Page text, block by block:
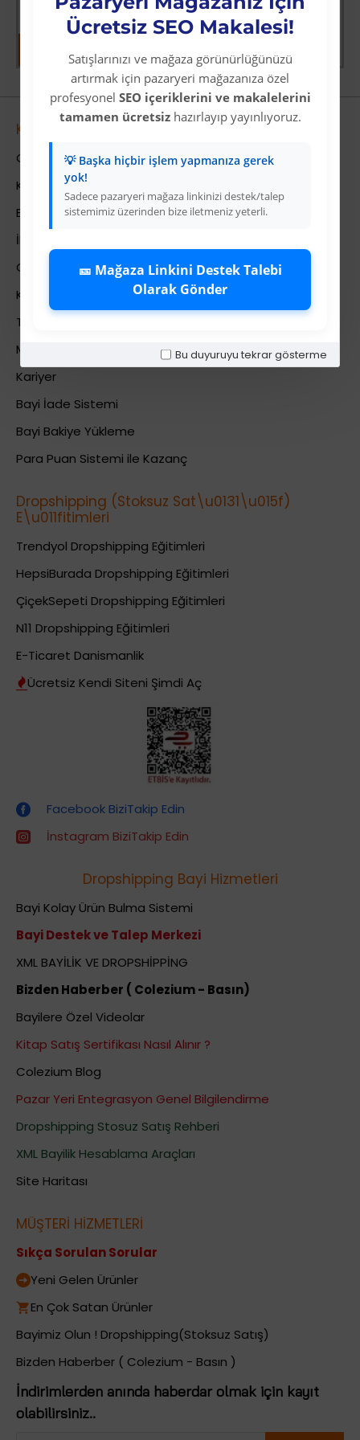
Ücretsiz SEO Makalesi!
Satışlarınızı ve mağaza görünürlüğünüzü
artırmak için pazaryeri mağazanıza özel
profesyonel SEO içeriklerini ve makalelerini
tamamen ücretsizhazırlayıp yayınlıyoruz.
💡 Başka hiçbir işlem yapmanıza gerek
yok!
Sadece pazaryeri mağaza linkinizi destek/talep
sistemimiz üzerinden bize iletmeniz yeterli.
🎫 Mağaza Linkini Destek Talebi
Olarak Gönder
Bu duyuruyu tekrar gösterme
Kurumsal
Colezium Hakkında
Kurumsal Bilgiler
Banka Hesab Bilgileri
İletişim
Gizlilik Politikası
Kullanıcı Sözleşmesi
Teslimat Bilgileri
Mesafeli Satış Sözleşmesi
Kariyer
Bayi İade Sistemi
Bayi Bakiye Yükleme
Para Puan Sistemi ile Kazanç
Dropshipping (Stoksuz Sat\u0131\u015f)
E\u011fitimleri
Trendyol Dropshipping Eğitimleri
HepsiBurada Dropshipping Eğitimleri
ÇiçekSepeti Dropshipping Eğitimleri
N11 Dropshipping Eğitimleri
E-Ticaret Danismanlik
Ücretsiz Kendi Siteni Şimdi Aç
Facebook BiziTakip Edin
İnstagram BiziTakip Edin
Dropshipping Bayi Hizmetleri
Bayi Kolay Ürün Bulma Sistemi
Bayi Destek ve Talep Merkezi
XML BAYİLİK VE DROPSHİPPİNG
Bizden Haberber ( Colezium - Basın)
Bayilere Özel Videolar
Kitap Satış Sertifikası Nasıl Alınır ?
Colezium Blog
Pazar Yeri Entegrasyon Genel Bilgilendirme
Dropshipping Stosuz Satış Rehberi
XML Bayilik Hesablama Araçları
Site Haritası
MÜŞTERİ HİZMETLERİ
Sıkça Sorulan Sorular
Yeni Gelen Ürünler
En Çok Satan Ürünler
Bayimiz Olun ! Dropshipping(Stoksuz Satış)
Bizden Haberber ( Colezium - Basın )
İndirimlerden anında haberdar olmak için kayıt
olabilirsiniz..